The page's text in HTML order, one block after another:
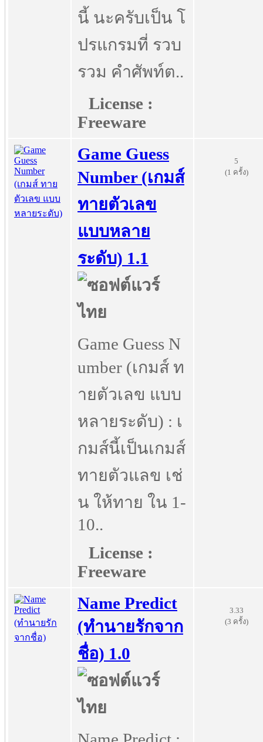
นี้ นะครับเป็น โ
ปรแกรมที่ รวบ
รวม คำศัพท์ต..
License :
Freeware
Game Guess
Number (เกมส์
ทายตัวเลข
แบบหลาย
ระดับ) 1.1
Game Guess N
umber (เกมส์ ท
ายตัวเลข แบบ
หลายระดับ) : เ
กมส์นี้เป็นเกมส์
ทายตัวแลข เช่
น ให้ทาย ใน 1-
10..
License :
Freeware
5
(1 ครั้ง)
Name Predict
(ทำนายรักจาก
ชื่อ) 1.0
3.33
(3 ครั้ง)